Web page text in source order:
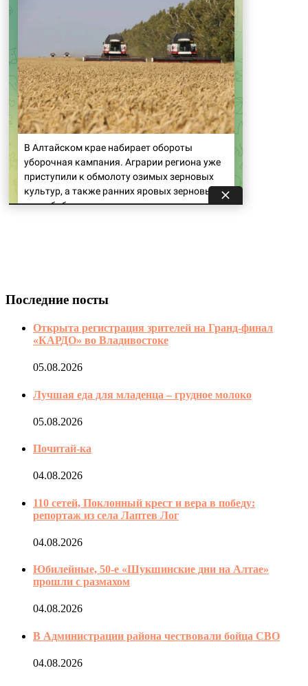
Последние посты
Открыта регистрация зрителей на Гранд-финал
«КАРДО» во Владивостоке
05.08.2026
Лучшая еда для младенца – грудное молоко
05.08.2026
Почитай-ка
04.08.2026
110 сетей, Поклонный крест и вера в победу:
репортаж из села Лаптев Лог
04.08.2026
Юбилейные, 50-е «Шукшинские дни на Алтае»
прошли с размахом
04.08.2026
В Администрации района чествовали бойца СВО
04.08.2026